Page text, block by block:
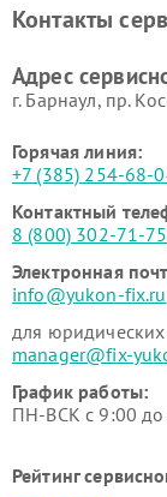
Контакты
Адрес
г. Барнаул, ​пр.
Горячая линия:
+7 (385) 254-68-
Контактный
8 (800) 302-71-75
Электронная
info@yukon-fix.ru
для
manager@fix-
График работы:
ПН-ВСК с 9:00
Рейтинг